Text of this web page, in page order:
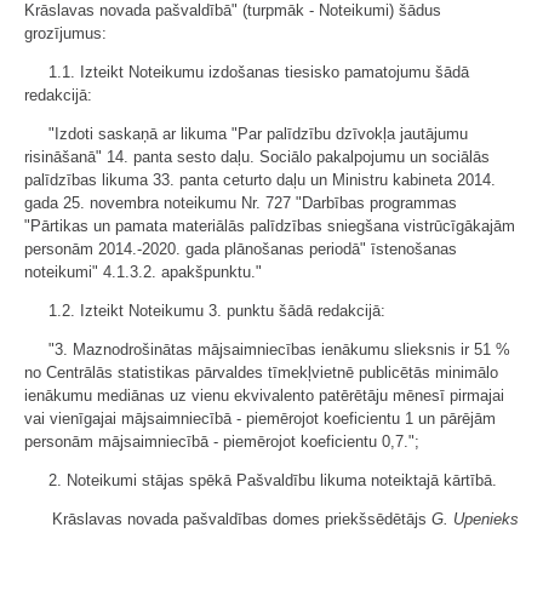
Krāslavas novada pašvaldībā" (turpmāk - Noteikumi) šādus
grozījumus:
1.1. Izteikt Noteikumu izdošanas tiesisko pamatojumu šādā
redakcijā:
"Izdoti saskaņā ar likuma "Par palīdzību dzīvokļa jautājumu
risināšanā" 14. panta sesto daļu. Sociālo pakalpojumu un sociālās
palīdzības likuma 33. panta ceturto daļu un Ministru kabineta 2014.
gada 25. novembra noteikumu Nr. 727 "Darbības programmas
"Pārtikas un pamata materiālās palīdzības sniegšana vistrūcīgākajām
personām 2014.-2020. gada plānošanas periodā" īstenošanas
noteikumi" 4.1.3.2. apakšpunktu."
1.2. Izteikt Noteikumu 3. punktu šādā redakcijā:
"3. Maznodrošinātas mājsaimniecības ienākumu slieksnis ir 51 %
no Centrālās statistikas pārvaldes tīmekļvietnē publicētās minimālo
ienākumu mediānas uz vienu ekvivalento patērētāju mēnesī pirmajai
vai vienīgajai mājsaimniecībā - piemērojot koeficientu 1 un pārējām
personām mājsaimniecībā - piemērojot koeficientu 0,7.";
2. Noteikumi stājas spēkā Pašvaldību likuma noteiktajā kārtībā.
Krāslavas novada pašvaldības domes priekšsēdētājs G. Upenieks